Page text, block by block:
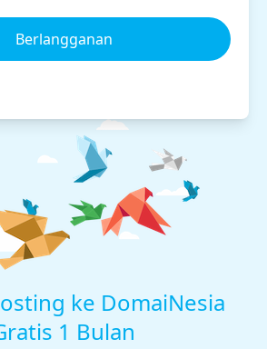
Berlangganan
ke DomaiNesia
1 Bulan